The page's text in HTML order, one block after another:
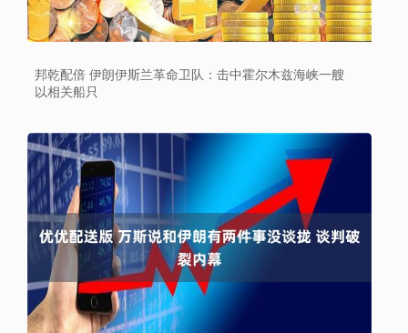
邦乾配倍 伊朗伊斯兰革命卫队：击中霍尔木兹海峡一艘
以相关船只